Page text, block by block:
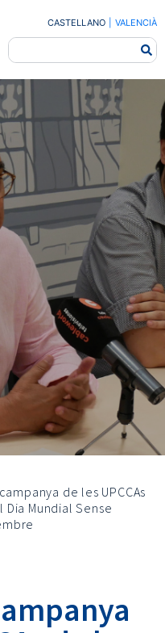
CASTELLANO VALENCIÀ
de les UPCCAs
Mundial Sense